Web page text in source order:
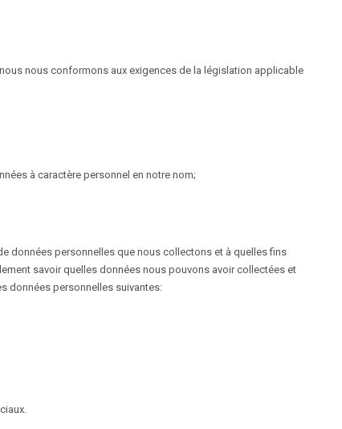
nous conformons aux exigences de la législation applicable
à caractère personnel en notre nom;
données personnelles que nous collectons et à quelles fins
savoir quelles données nous pouvons avoir collectées et
données personnelles suivantes: